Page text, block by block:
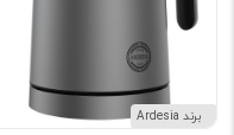
برند Ardesia